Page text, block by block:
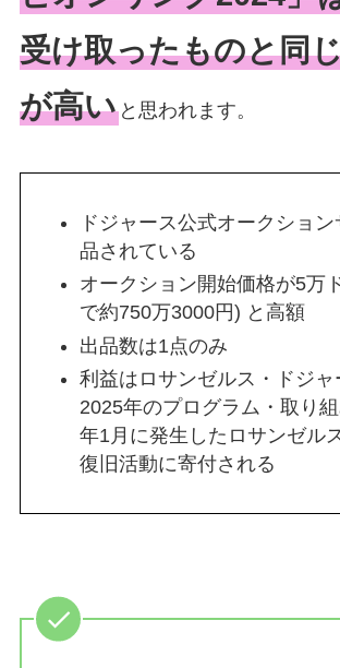
受け取ったものと同
が高いと思われます。
ドジャース公式オークショ
品されている
オークション開始価格が5万
で約750万3000円) と高額
出品数は1点のみ
利益はロサンゼルス・ドジャ
2025年のプログラム・取り
年1月に発生したロサンゼル
復旧活動に寄付される